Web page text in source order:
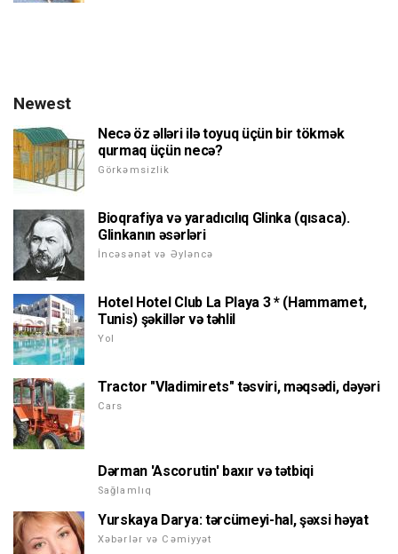
Newest
Necə öz əlləri ilə toyuq üçün bir tökmək
qurmaq üçün necə?
Görkəmsizlik
Bioqrafiya və yaradıcılıq Glinka (qısaca).
Glinkanın əsərləri
İncəsənət və Əyləncə
Hotel Hotel Club La Playa 3 * (Hammamet,
Tunis) şəkillər və təhlil
Yol
Tractor "Vladimirets" təsviri, məqsədi, dəyəri
Cars
Dərman 'Ascorutin' baxır və tətbiqi
Sağlamlıq
Yurskaya Darya: tərcümeyi-hal, şəxsi həyat
Xəbərlər və Cəmiyyət